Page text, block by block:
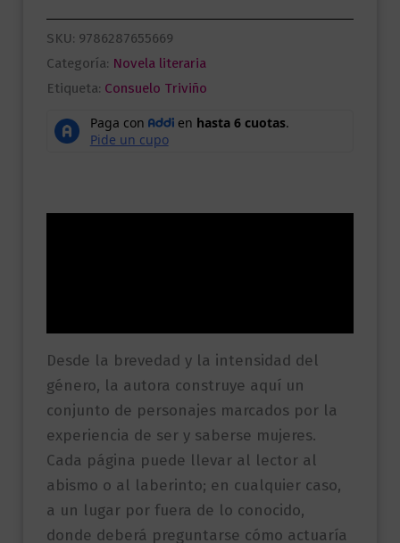
SKU: 9786287655669
Categoría: Novela literaria
Etiqueta: Consuelo Triviño
Desde la brevedad y la intensidad del
género, la autora construye aquí un
conjunto de personajes marcados por la
experiencia de ser y saberse mujeres.
Cada página puede llevar al lector al
abismo o al laberinto; en cualquier caso,
a un lugar por fuera de lo conocido,
donde deberá preguntarse cómo actuaría